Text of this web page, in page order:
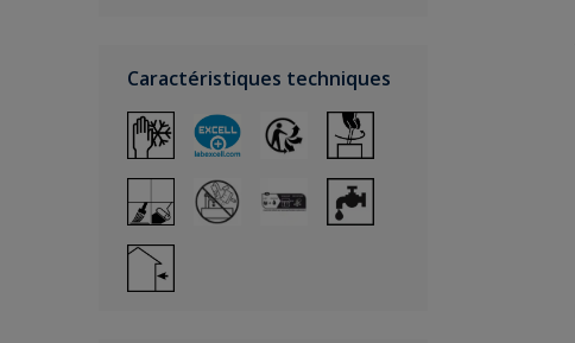
Caractéristiques techniques